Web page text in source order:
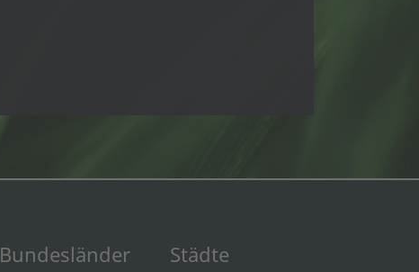
Bundesländer Städte